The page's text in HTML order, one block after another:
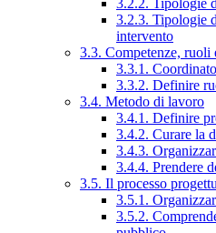
3.2.2. Tipologie
3.2.3. Tipologie
intervento
3.3. Competenze,
3.3.1.
3.3.2. Definire
3.4. Metodo di lavoro
3.4.1. Definire
3.4.2. Curare la
3.4.3.
3.4.4. Prendere
3.5. Il processo
3.5.1.
3.5.2.